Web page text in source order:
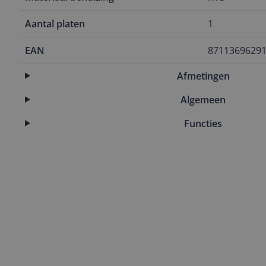
Aantal platen 1
EAN
Afmetingen
Algemeen
Functies